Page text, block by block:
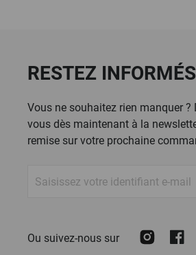
RESTEZ INFORMÉS
Vous ne souhaitez rien manquer ?
vous dès maintenant à la
remise sur votre prochaine
Ou suivez-nous sur